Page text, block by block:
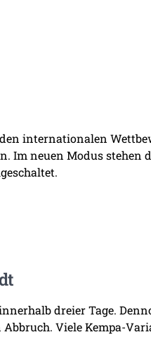
internationalen
Im neuen Modus stehen
dreier Tage.
Viele Kempa-